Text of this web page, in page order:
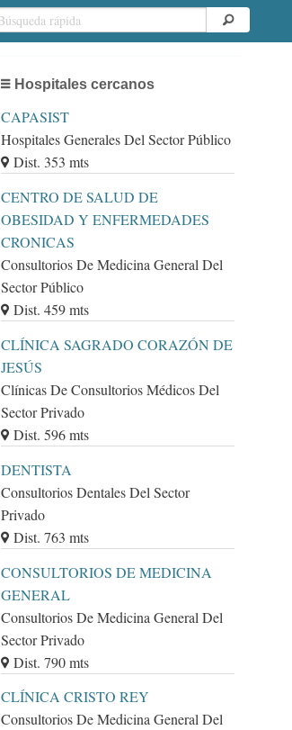
Hospitales cercanos
CAPASIST
Hospitales Generales Del Sector Público
Dist. 353 mts
CENTRO DE SALUD DE
OBESIDAD Y ENFERMEDADES
CRONICAS
Consultorios De Medicina General Del
Sector Público
Dist. 459 mts
CLÍNICA SAGRADO CORAZÓN DE
JESÚS
Clínicas De Consultorios Médicos Del
Sector Privado
Dist. 596 mts
DENTISTA
Consultorios Dentales Del Sector
Privado
Dist. 763 mts
CONSULTORIOS DE MEDICINA
GENERAL
Consultorios De Medicina General Del
Sector Privado
Dist. 790 mts
CLÍNICA CRISTO REY
Consultorios De Medicina General Del